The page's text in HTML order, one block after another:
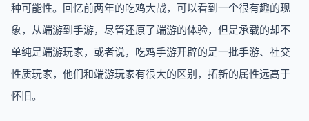
种可能性。回忆前两年的吃鸡大战，可以看到一个很有趣的现
象，从端游到手游，尽管还原了端游的体验，但是承载的却不
单纯是端游玩家，或者说，吃鸡手游开辟的是一批手游、社交
性质玩家，他们和端游玩家有很大的区别，拓新的属性远高于
怀旧。